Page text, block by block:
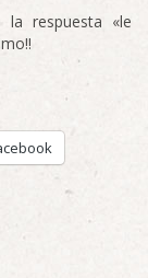
respuesta «le